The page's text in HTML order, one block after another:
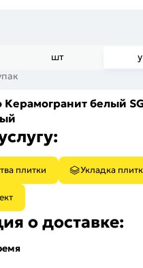
шт
белый
плитки Укладка
о доставке: